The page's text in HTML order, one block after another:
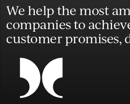
We help the most
companies to
customer promises,